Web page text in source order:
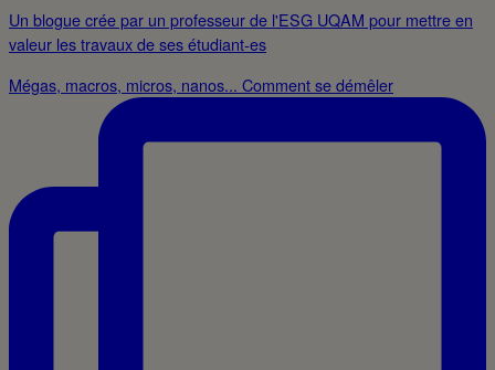
Un blogue crée par un professeur de l'ESG UQAM pour mettre en
valeur les travaux de ses étudiant-es
Mégas, macros, micros, nanos... Comment se démêler